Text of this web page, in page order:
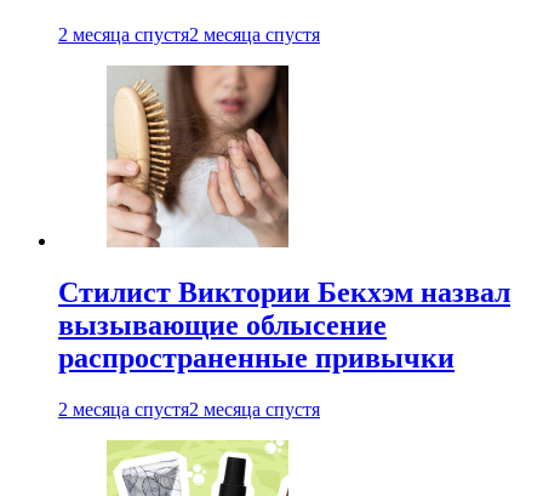
2 месяца спустя2 месяца спустя
Стилист Виктории Бекхэм назвал
вызывающие облысение
распространенные привычки
2 месяца спустя2 месяца спустя